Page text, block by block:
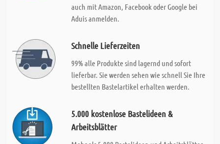
auch mit Amazon, Facebook oder Google bei
Aduis anmelden.
Schnelle Lieferzeiten
99% alle Produkte sind lagernd und sofort
lieferbar. Sie werden sehen wie schnell Sie Ihre
bestellten Bastelartikel erhalten werden.
5.000 kostenlose Bastelideen &
Arbeitsblätter